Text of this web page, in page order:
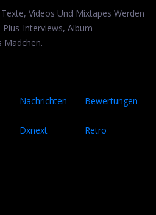
Videos Und Mixtapes Werden
Interviews, Album
Mädchen.
Nachrichten Bewertungen
Dxnext
Retro